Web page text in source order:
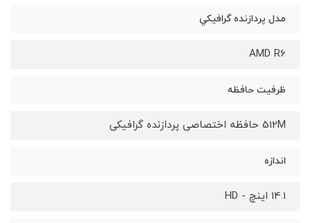
مدل پردازنده گرافيکي
AMD R6
ظرفیت حافظه
512M حافظه اختصاصی پردازنده گرافیکی
اندازه
14.1 اینچ - HD